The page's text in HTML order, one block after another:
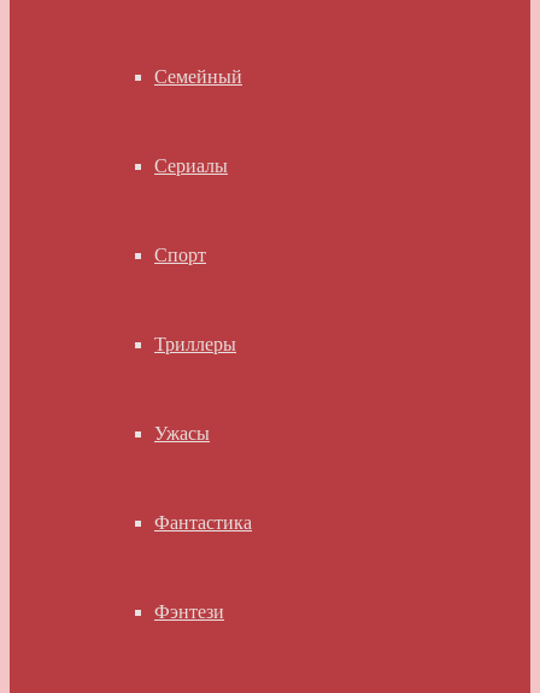
Семейный
Сериалы
Спорт
Триллеры
Ужасы
Фантастика
Фэнтези